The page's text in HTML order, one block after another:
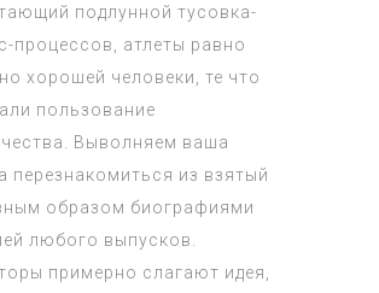
подлунной тусовка-
процессов, атлеты равно
хорошей человеки, те что
пользование
Выволняем ваша
перезнакомиться из взятый
образом биографиями
любого выпусков.
примерно слагают идея,